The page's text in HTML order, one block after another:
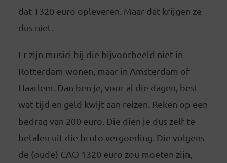
dat 1320 euro opleveren. Maar dat krijgen ze
dus niet.
Er zijn musici bij die bijvoorbeeld niet in
Rotterdam wonen, maar in Amsterdam of
Haarlem. Dan ben je, voor al die dagen, best
wat tijd en geld kwijt aan reizen. Reken op een
bedrag van 200 euro. Die dien je dus zelf te
betalen uit die bruto vergoeding. Die volgens
de (oude) CAO 1320 euro zou moeten zijn,